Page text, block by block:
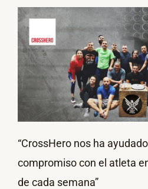
“CrossHero nos ha
compromiso con el atleta
de cada semana”